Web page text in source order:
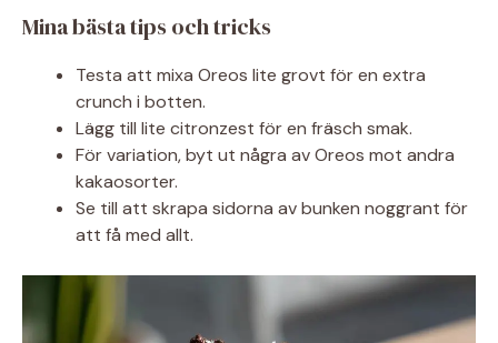
Mina bästa tips och tricks
Testa att mixa Oreos lite grovt för en extra
crunch i botten.
Lägg till lite citronzest för en fräsch smak.
För variation, byt ut några av Oreos mot andra
kakaosorter.
Se till att skrapa sidorna av bunken noggrant för
att få med allt.